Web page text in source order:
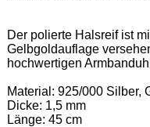
Der polierte Halsreif ist
Gelbgoldauflage
hochwertigen
Material: 925/000 Silber,
Dicke: 1,5 mm
Länge: 45 cm